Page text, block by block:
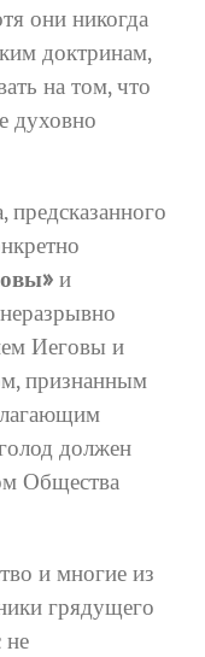
они никогда
доктринам,
на том, что
духовно
предсказанного
и
Иеговы и
признанным
должен
Общества
и многие из
грядущего